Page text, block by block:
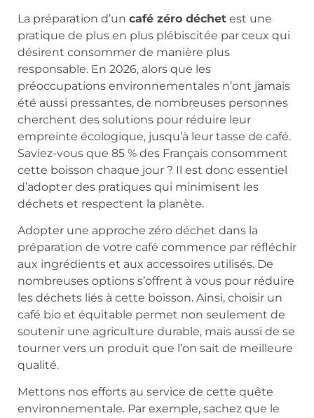
La préparation d’un café zéro déchet est une
pratique de plus en plus plébiscitée par ceux qui
désirent consommer de manière plus
responsable. En 2026, alors que les
préoccupations environnementales n’ont jamais
été aussi pressantes, de nombreuses personnes
cherchent des solutions pour réduire leur
empreinte écologique, jusqu’à leur tasse de café.
Saviez-vous que 85 % des Français consomment
cette boisson chaque jour ? Il est donc essentiel
d’adopter des pratiques qui minimisent les
déchets et respectent la planète.
Adopter une approche zéro déchet dans la
préparation de votre café commence par réfléchir
aux ingrédients et aux accessoires utilisés. De
nombreuses options s’offrent à vous pour réduire
les déchets liés à cette boisson. Ainsi, choisir un
café bio et équitable permet non seulement de
soutenir une agriculture durable, mais aussi de se
tourner vers un produit que l’on sait de meilleure
qualité.
Mettons nos efforts au service de cette quête
environnementale. Par exemple, sachez que le